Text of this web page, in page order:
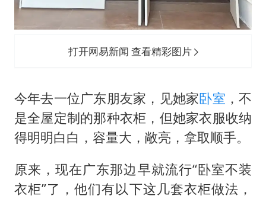
打开网易新闻 查看精彩图片
今年去一位广东朋友家，见她家卧室 ，不
是全屋定制的那种衣柜，但她家衣服收纳
得明明白白，容量大，敞亮，拿取顺手。
原来，现在广东那边早就流行“卧室不装
衣柜”了，他们有以下这几套衣柜做法，